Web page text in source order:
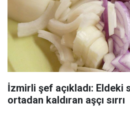
İzmirli şef açıkladı: Eldeki
ortadan kaldıran aşçı sırrı